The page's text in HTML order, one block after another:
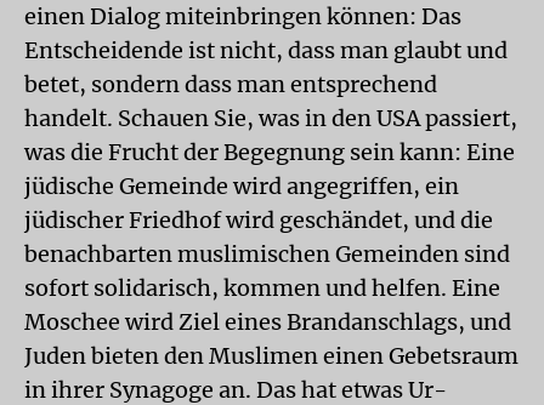
einen Dialog miteinbringen können: Das
Entscheidende ist nicht, dass man glaubt und
betet, sondern dass man entsprechend
handelt. Schauen Sie, was in den USA passiert,
was die Frucht der Begegnung sein kann: Eine
jüdische Gemeinde wird angegriffen, ein
jüdischer Friedhof wird geschändet, und die
benachbarten muslimischen Gemeinden sind
sofort solidarisch, kommen und helfen. Eine
Moschee wird Ziel eines Brandanschlags, und
Juden bieten den Muslimen einen Gebetsraum
in ihrer Synagoge an. Das hat etwas Ur-